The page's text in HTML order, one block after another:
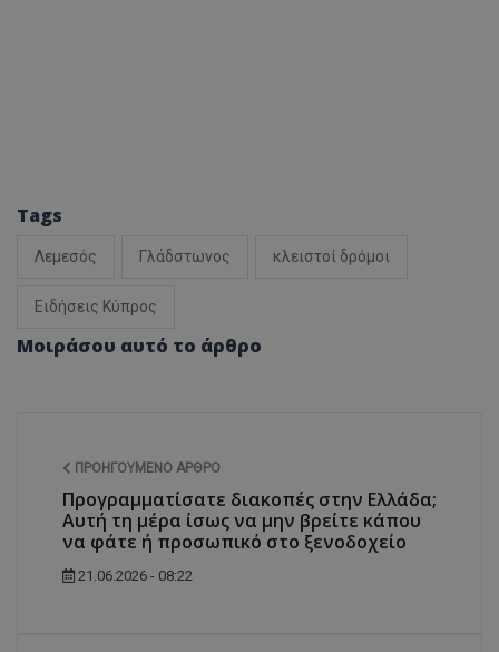
Tags
Λεμεσός Γλάδστωνος κλειστοί δρόμοι
Ειδήσεις Κύπρος
Μοιράσου αυτό το άρθρο
ΠΡΟΗΓΟΎΜΕΝΟ ΆΡΘΡΟ
Προγραμματίσατε διακοπές στην Ελλάδα;
Αυτή τη μέρα ίσως να μην βρείτε κάπου
να φάτε ή προσωπικό στο ξενοδοχείο
21.06.2026 - 08:22